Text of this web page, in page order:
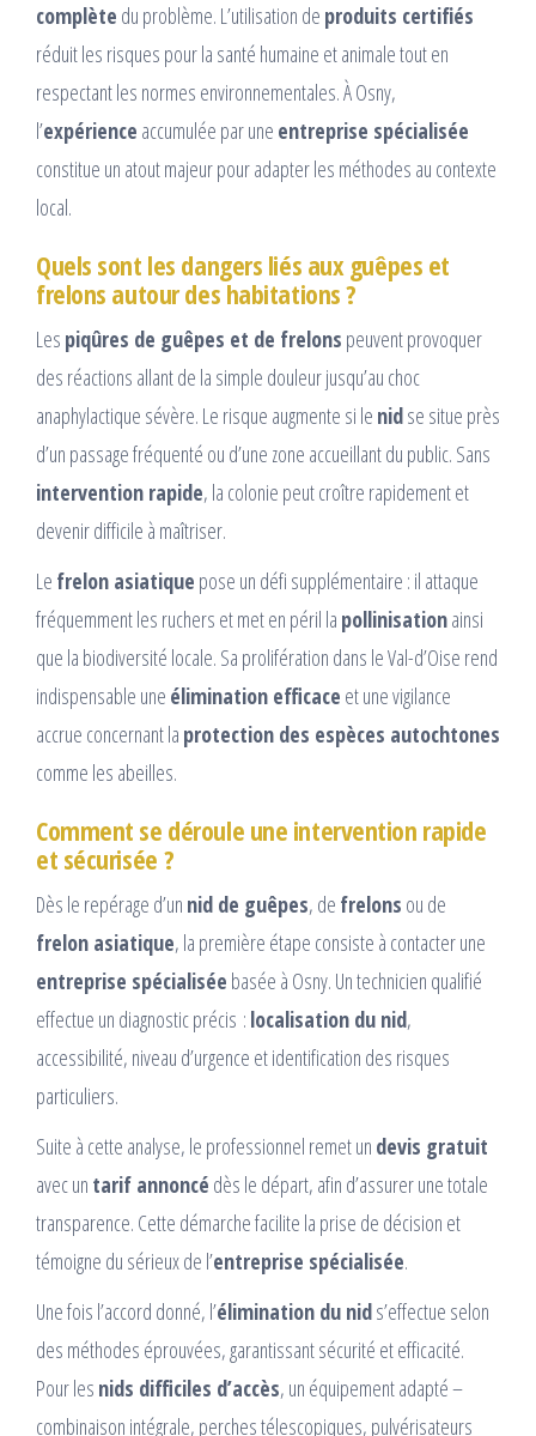
complète du problème. L’utilisation de produits certifiés
réduit les risques pour la santé humaine et animale tout en
respectant les normes environnementales. À Osny,
l’expérience accumulée par une entreprise spécialisée
constitue un atout majeur pour adapter les méthodes au contexte
local.
Quels sont les dangers liés aux guêpes et
frelons autour des habitations ?
Les piqûres de guêpes et de frelons peuvent provoquer
des réactions allant de la simple douleur jusqu’au choc
anaphylactique sévère. Le risque augmente si le nidse situe près
d’un passage fréquenté ou d’une zone accueillant du public. Sans
intervention rapide, la colonie peut croître rapidement et
devenir difficile à maîtriser.
Le frelon asiatique pose un défi supplémentaire : il attaque
fréquemment les ruchers et met en péril la pollinisationainsi
que la biodiversité locale. Sa prolifération dans le Val-d’Oise rend
indispensable une élimination efficace et une vigilance
accrue concernant la protection des espèces autochtones
comme les abeilles.
Comment se déroule une intervention rapide
et sécurisée ?
Dès le repérage d’un nid de guêpes, de frelons ou de
frelon asiatique, la première étape consiste à contacter une
entreprise spécialisée basée à Osny. Un technicien qualifié
effectue un diagnostic précis : localisation du nid,
accessibilité, niveau d’urgence et identification des risques
particuliers.
Suite à cette analyse, le professionnel remet un devis gratuit
avec un tarif annoncé dès le départ, afin d’assurer une totale
transparence. Cette démarche facilite la prise de décision et
témoigne du sérieux de l’entreprise spécialisée.
Une fois l’accord donné, l’élimination du nids’effectue selon
des méthodes éprouvées, garantissant sécurité et efficacité.
Pour les nids difficiles d’accès, un équipement adapté –
combinaison intégrale, perches télescopiques, pulvérisateurs